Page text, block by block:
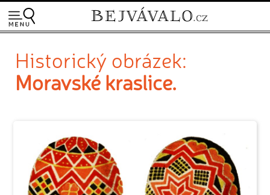
Historický obrázek:
Moravské kraslice.